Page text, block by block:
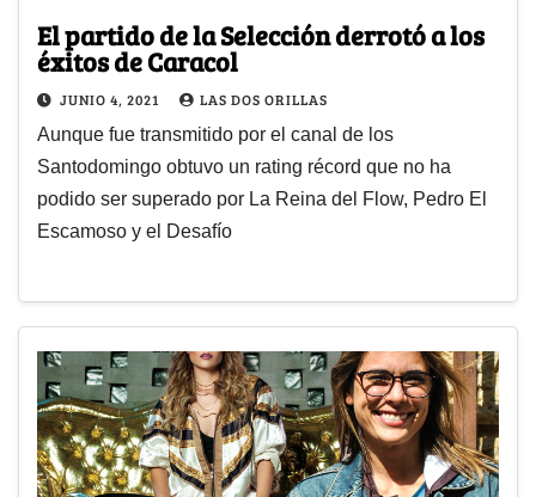
El partido de la Selección derrotó a los
éxitos de Caracol
JUNIO 4, 2021 LAS DOS ORILLAS
Aunque fue transmitido por el canal de los
Santodomingo obtuvo un rating récord que no ha
podido ser superado por La Reina del Flow, Pedro El
Escamoso y el Desafío